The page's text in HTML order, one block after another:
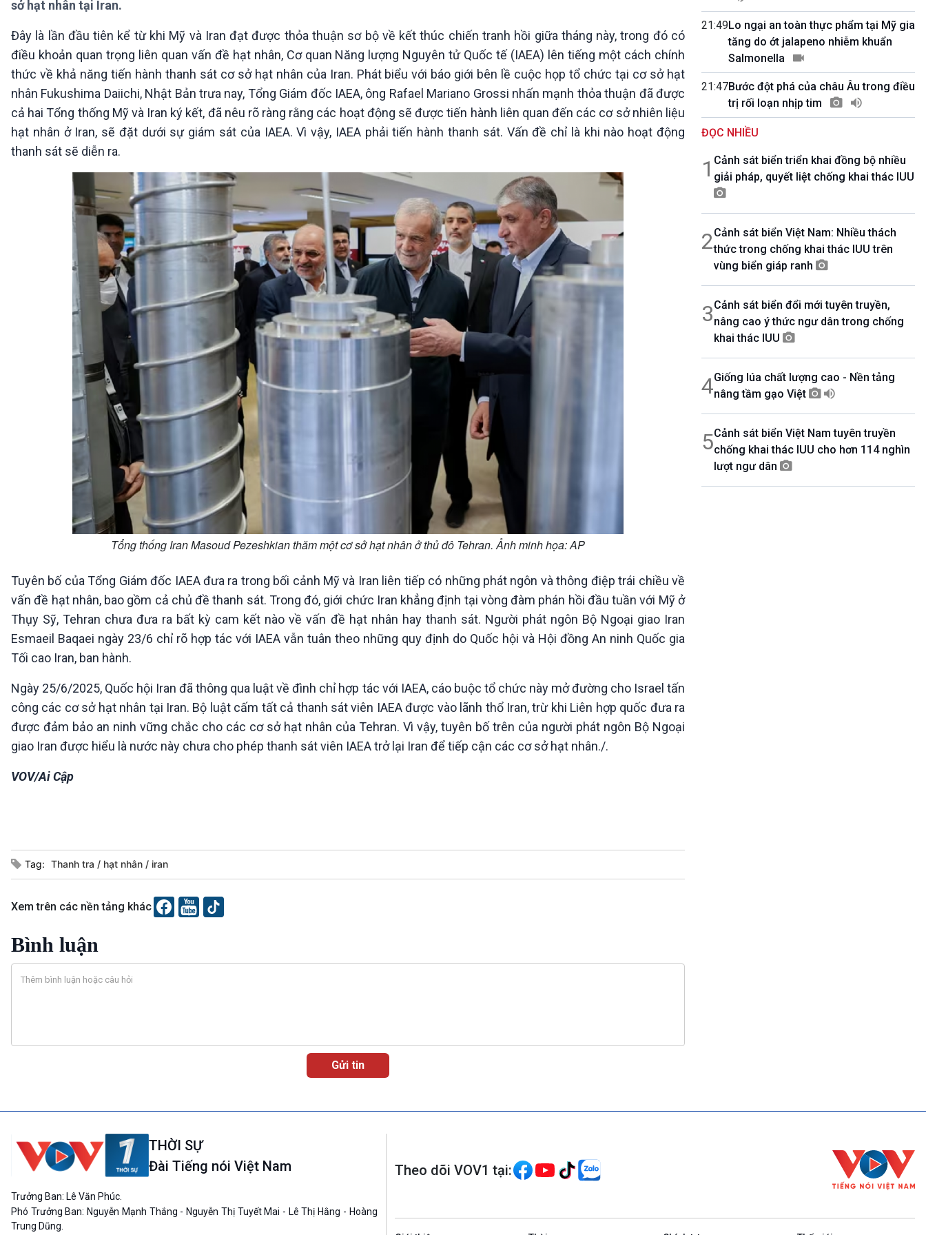
360 độ Sức khỏe
Tài nguyên và Môi trường
Chuyên gia của bạn
Xã hội chuyển động
Bước chân đến trường
khí hậu
E-Magazine
Câu chuyện thời sự
Dòng chảy sự kiện
Đối thoại
Diễn đàn chủ nhật
Chuyện đêm
VOV1 đặc biệt
Thanh âm ký sự
Chân dung cuộc sống
sở hạt nhân tại Iran.
Đây là lần đầu tiên kể từ khi Mỹ và Iran đạt được thỏa thuận sơ bộ về kết thúc chiến tranh hồi giữa tháng này, trong đó có
điều khoản quan trọng liên quan vấn đề hạt nhân, Cơ quan Năng lượng Nguyên tử Quốc tế (IAEA) lên tiếng một cách chính
thức về khả năng tiến hành thanh sát cơ sở hạt nhân của Iran. Phát biểu với báo giới bên lề cuộc họp tổ chức tại cơ sở hạt
nhân Fukushima Daiichi, Nhật Bản trưa nay, Tổng Giám đốc IAEA, ông Rafael Mariano Grossi nhấn mạnh thỏa thuận đã được
cả hai Tổng thống Mỹ và Iran ký kết, đã nêu rõ ràng rằng các hoạt động sẽ được tiến hành liên quan đến các cơ sở nhiên liệu
hạt nhân ở Iran, sẽ đặt dưới sự giám sát của IAEA. Vì vậy, IAEA phải tiến hành thanh sát. Vấn đề chỉ là khi nào hoạt động
thanh sát sẽ diễn ra.
Tổng thống Iran Masoud Pezeshkian thăm một cơ sở hạt nhân ở thủ đô Tehran. Ảnh minh họa: AP
Tuyên bố của Tổng Giám đốc IAEA đưa ra trong bối cảnh Mỹ và Iran liên tiếp có những phát ngôn và thông điệp trái chiều về
vấn đề hạt nhân, bao gồm cả chủ đề thanh sát. Trong đó, giới chức Iran khẳng định tại vòng đàm phán hồi đầu tuần với Mỹ ở
Thụy Sỹ, Tehran chưa đưa ra bất kỳ cam kết nào về vấn đề hạt nhân hay thanh sát. Người phát ngôn Bộ Ngoại giao Iran
Esmaeil Baqaei ngày 23/6 chỉ rõ hợp tác với IAEA vẫn tuân theo những quy định do Quốc hội và Hội đồng An ninh Quốc gia
Tối cao Iran, ban hành.
Ngày 25/6/2025, Quốc hội Iran đã thông qua luật về đình chỉ hợp tác với IAEA, cáo buộc tổ chức này mở đường cho Israel tấn
công các cơ sở hạt nhân tại Iran. Bộ luật cấm tất cả thanh sát viên IAEA được vào lãnh thổ Iran, trừ khi Liên hợp quốc đưa ra
được đảm bảo an ninh vững chắc cho các cơ sở hạt nhân của Tehran. Vì vậy, tuyên bố trên của người phát ngôn Bộ Ngoại
giao Iran được hiểu là nước này chưa cho phép thanh sát viên IAEA trở lại Iran để tiếp cận các cơ sở hạt nhân./.
VOV/Ai Cập
Tag: Thanh tra hạt nhân iran
Xem trên các nền tảng khác
Bình luận
21:49Lo ngại an toàn thực phẩm tại Mỹ gia
tăng do ớt jalapeno nhiễm khuẩn
Salmonella
21:47Bước đột phá của châu Âu trong điều
trị rối loạn nhịp tim
ĐỌC NHIỀU
1 Cảnh sát biển triển khai đồng bộ nhiều
giải pháp, quyết liệt chống khai thác IUU
2Cảnh sát biển Việt Nam: Nhiều thách
thức trong chống khai thác IUU trên
vùng biển giáp ranh
3Cảnh sát biển đổi mới tuyên truyền,
nâng cao ý thức ngư dân trong chống
khai thác IUU
4Giống lúa chất lượng cao - Nền tảng
nâng tầm gạo Việt
5Cảnh sát biển Việt Nam tuyên truyền
chống khai thác IUU cho hơn 114 nghìn
lượt ngư dân
THỜI SỰ
Đài Tiếng nói Việt Nam
Trưởng Ban: Lê Văn Phúc.
Phó Trưởng Ban: Nguyễn Mạnh Thắng - Nguyễn Thị Tuyết Mai - Lê Thị Hằng - Hoàng
Trung Dũng.
Theo dõi VOV1 tại: